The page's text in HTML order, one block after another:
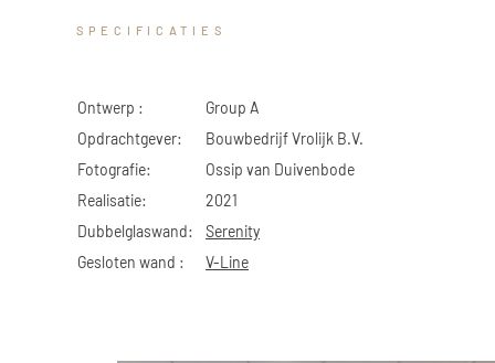
SPECIFICATIES
Ontwerp :
Group A
Opdrachtgever:
Bouwbedrijf Vrolijk B.V.
Fotografie:
Ossip van Duivenbode
Realisatie:
2021
Dubbelglaswand:
Serenity
Gesloten wand :
V-Line